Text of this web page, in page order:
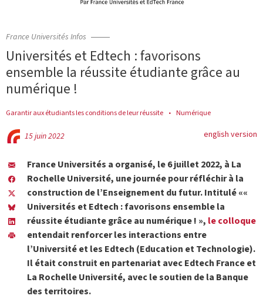
France Universités Infos
Universités et Edtech : favorisons
ensemble la réussite étudiante grâce au
numérique !
Garantir aux étudiants les conditions de leur réussite Numérique
15 juin 2022 english version
France Universités a organisé, le 6 juillet 2022, à La
Rochelle Université, une journée pour réfléchir à la
construction de l’Enseignement du futur. Intitulé ««
Universités et Edtech : favorisons ensemble la
réussite étudiante grâce au numérique ! », le colloque
entendait renforcer les interactions entre
l’Université et les Edtech (Education et Technologie).
Il était construit en partenariat avec Edtech France et
La Rochelle Université, avec le soutien de la Banque
des territoires.